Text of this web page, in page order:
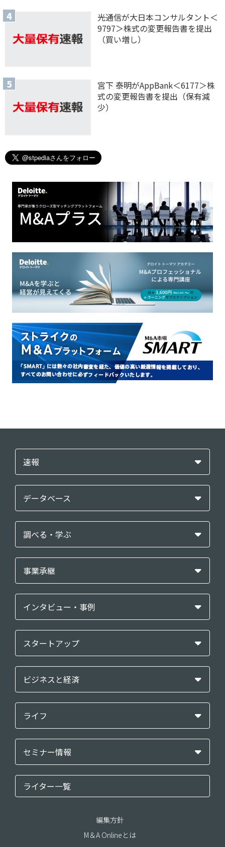
光通信が大日本コンサルタント＜
9797＞株式の変更報告書を提出
（買い増し）
宮下 泰明がAppBank＜6177＞株
式の変更報告書を提出（保有減
少）
速報
データベース
調べる・学ぶ
事業承継
インタビュー・事例
スタートアップ
ビジネスと経済
ライフ
セミナー情報
ライター一覧
編集方針
M＆A Onlineとは